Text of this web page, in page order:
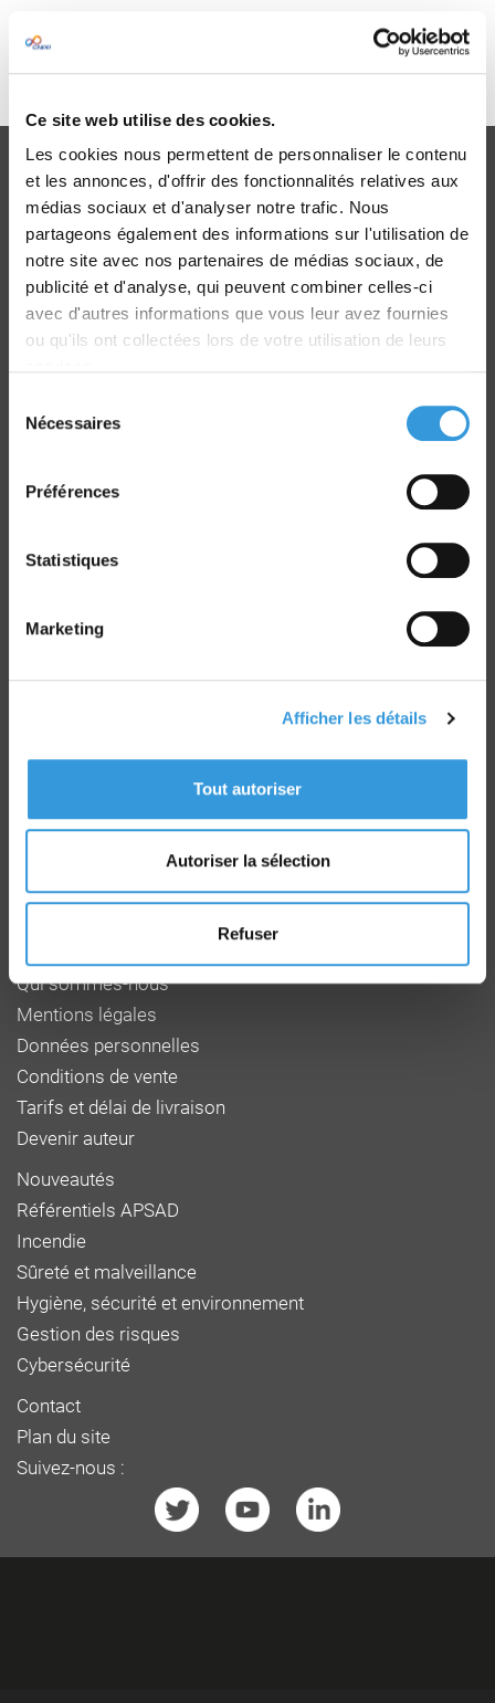
Ce site web utilise des cookies.
Les cookies nous permettent de personnaliser le contenu
et les annonces, d'offrir des fonctionnalités relatives aux
médias sociaux et d'analyser notre trafic. Nous
partageons également des informations sur l'utilisation de
notre site avec nos partenaires de médias sociaux, de
publicité et d'analyse, qui peuvent combiner celles-ci
avec d'autres informations que vous leur avez fournies
ou qu'ils ont collectées lors de votre utilisation de leurs
Nécessaires
Préférences
Statistiques
Marketing
Afficher les détails
Tout autoriser
Autoriser la sélection
Refuser
Veuillez vous connecter pour accéder à cette publication
Je me connecte
Livraison
dans le monde entier
F 27950 SAINT MARCEL
www.faceaurisque.com
Qui sommes-nous
Mentions légales
Données personnelles
Conditions de vente
Tarifs et délai de livraison
Devenir auteur
Nouveautés
Référentiels APSAD
Incendie
Sûreté et malveillance
Hygiène, sécurité et environnement
Gestion des risques
Cybersécurité
Contact
Plan du site
Suivez-nous :